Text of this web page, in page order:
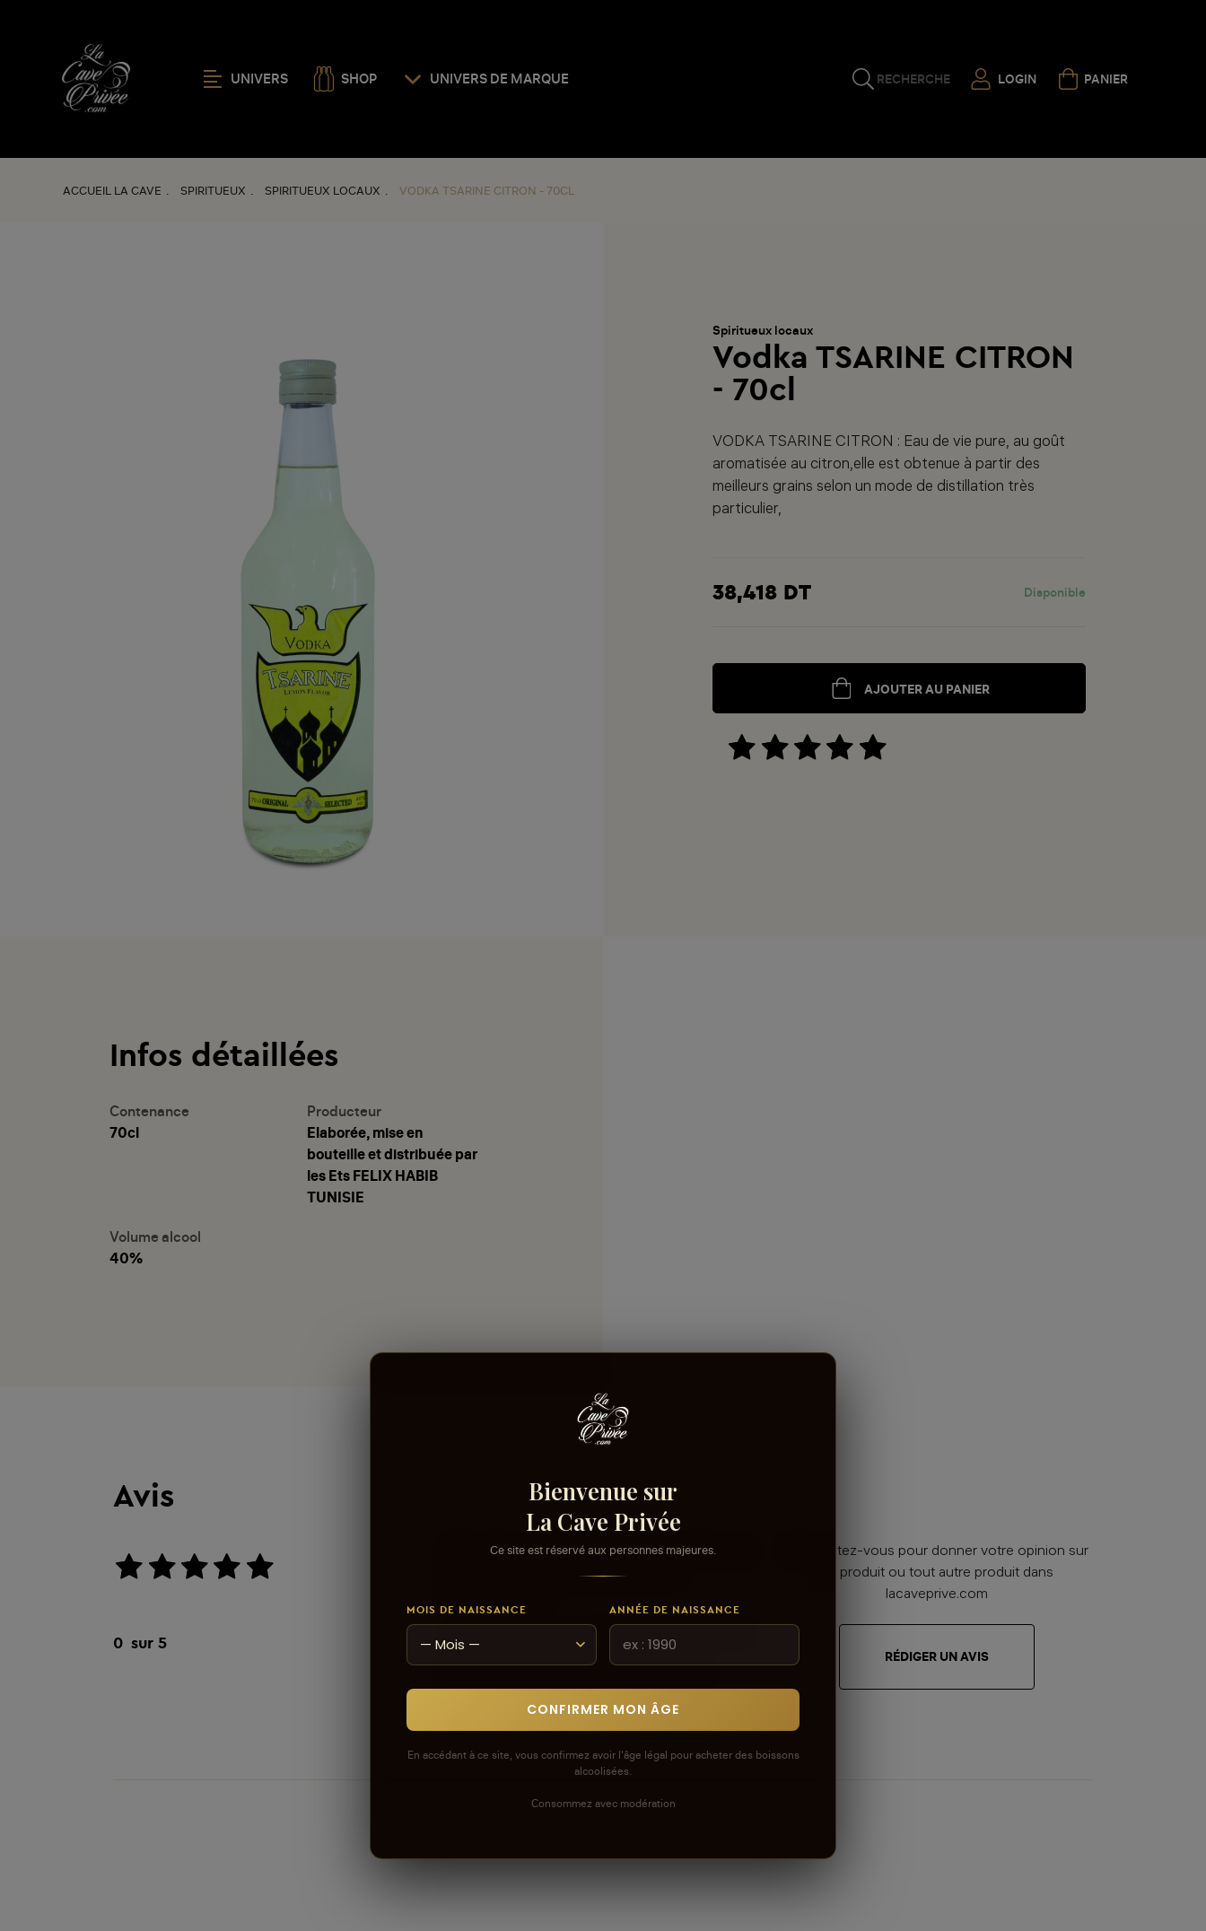
UNIVERS SHOP UNIVERS DE MARQUE RECHERCHE LOGIN PANIER
ACCUEIL LA CAVE SPIRITUEUX SPIRITUEUX LOCAUX VODKA TSARINE CITRON - 70CL
Spiritueux locaux
Vodka TSARINE CITRON
- 70cl
VODKA TSARINE CITRON : Eau de vie pure, au goût
aromatisée au citron,elle est obtenue à partir des
meilleurs grains selon un mode de distillation très
particulier,
38,418 DT Disponible
AJOUTER AU PANIER
Infos détaillées
Contenance
70cl
Producteur
Elaborée, mise en
bouteille et distribuée par
les Ets FELIX HABIB
TUNISIE
Volume alcool
40%
Avis
0 sur 5
Connectez-vous pour donner votre opinion sur
ce produit ou tout autre produit dans
Les avis que vous soumettez doivent respecter
Connectez-vous pour donner votre opinion sur
ce produit ou tout autre produit dans
lacaveprive.com
RÉDIGER UN AVIS
Bienvenue sur
La Cave Privée
Ce site est réservé aux personnes majeures.
MOIS DE NAISSANCE ANNÉE DE NAISSANCE
CONFIRMER MON ÂGE
En accédant à ce site, vous confirmez avoir l'âge légal pour acheter des boissons
alcoolisées.
Consommez avec modération